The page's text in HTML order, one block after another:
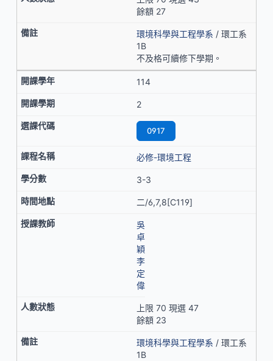
餘額 27
環境科學與工程學系 / 環工系
1B
不及格可續修下學期。
114
2
0917
必修-環境工程
3-3
二/6,7,8[C119]
吳
卓
穎
李
定
偉
上限 70 現選 47
餘額 23
環境科學與工程學系 / 環工系
1B